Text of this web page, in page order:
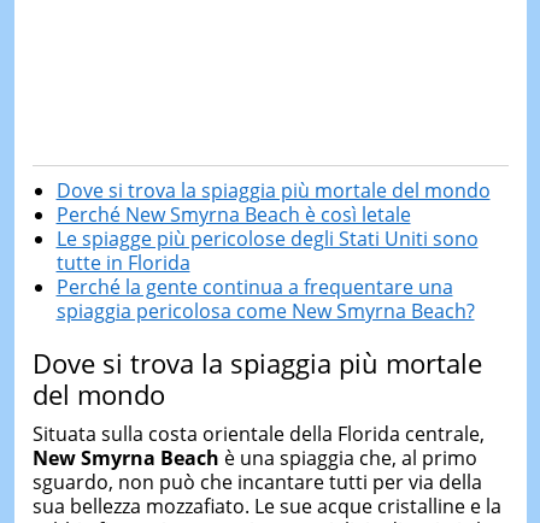
Dove si trova la spiaggia più mortale del mondo
Perché New Smyrna Beach è così letale
Le spiagge più pericolose degli Stati Uniti sono
tutte in Florida
Perché la gente continua a frequentare una
spiaggia pericolosa come New Smyrna Beach?
Dove si trova la spiaggia più mortale
del mondo
Situata sulla costa orientale della Florida centrale,
New Smyrna Beach è una spiaggia che, al primo
sguardo, non può che incantare tutti per via della
sua bellezza mozzafiato. Le sue acque cristalline e la